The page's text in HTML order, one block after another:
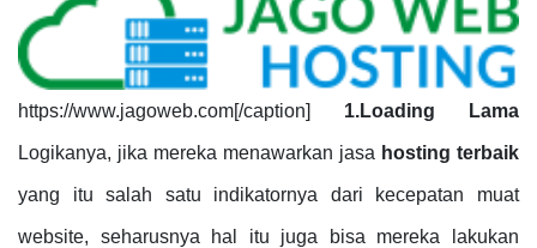
https://www.jagoweb.com[/caption] 1.Loading Lama
Logikanya, jika mereka menawarkan jasa hosting terbaik
yang itu salah satu indikatornya dari kecepatan muat
website, seharusnya hal itu juga bisa mereka lakukan